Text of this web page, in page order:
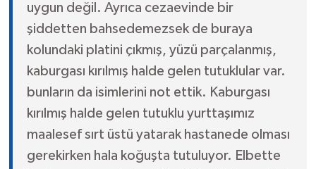
uygun değil. Ayrıca cezaevinde bir
şiddetten bahsedemezsek de buraya
kolundaki platini çıkmış, yüzü parçalanmış,
kaburgası kırılmış halde gelen tutuklular var.
bunların da isimlerini not ettik. Kaburgası
kırılmış halde gelen tutuklu yurttaşımız
maalesef sırt üstü yatarak hastanede olması
gerekirken hala koğuşta tutuluyor. Elbette